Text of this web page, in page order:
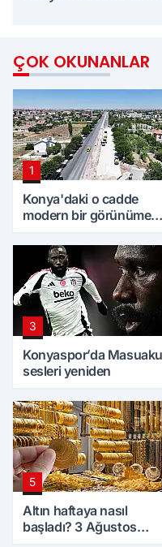
ÇOK OKUNANLAR
1
Konya'daki o cadde
modern bir görünüme
3
Konyaspor’da Masuaku
sesleri yeniden
5
Altın haftaya nasıl
başladı? 3 Ağustos